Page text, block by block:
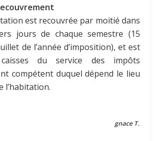
est recouvrée par moitié dans
jours de chaque semestre (15
de l’année d’imposition), et est
du service des impôts
compétent duquel dépend le lieu
l’habitation.
gnace T.